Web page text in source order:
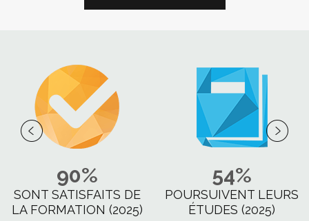
90%
SONT SATISFAITS DE
LA FORMATION (2025)
54%
POURSUIVENT LEURS
ÉTUDES (2025)